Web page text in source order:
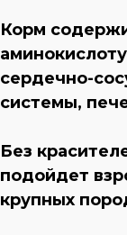
Корм
сердечно-
системы,
Без
подойдет
крупных